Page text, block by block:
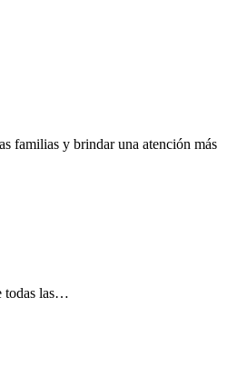
familias y brindar una atención más
todas las…